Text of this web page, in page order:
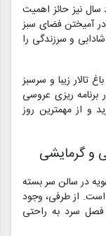
نیز حائز اهمیت
آمیختن فضای سبز
و سرزندگی را
تالار زیبا و سرسبز
ریزی عروسی
و از مهمترین روز
در سالن سر بسته
است. از طرفی، وجود
سرد به راحتی